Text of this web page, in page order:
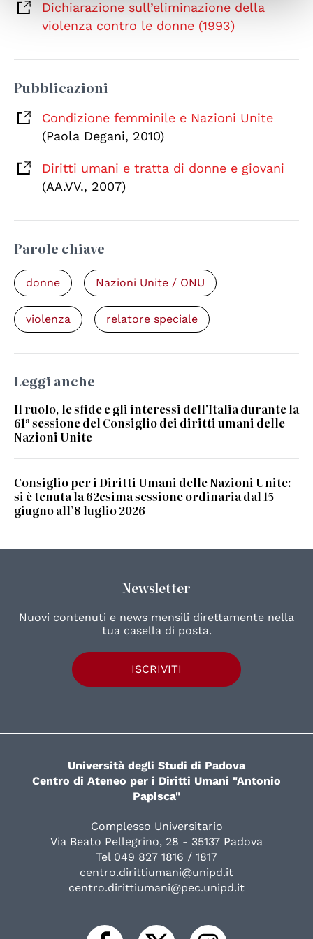
Dichiarazione sull’eliminazione della
violenza contro le donne (1993)
Pubblicazioni
Condizione femminile e Nazioni Unite
(Paola Degani, 2010)
Diritti umani e tratta di donne e giovani
(AA.VV., 2007)
Parole chiave
donne Nazioni Unite / ONU
violenza relatore speciale
Leggi anche
Il ruolo, le sfide e gli interessi dell'Italia durante la
61ª sessione del Consiglio dei diritti umani delle
Nazioni Unite
Consiglio per i Diritti Umani delle Nazioni Unite:
si è tenuta la 62esima sessione ordinaria dal 15
giugno all’8 luglio 2026
Newsletter
Nuovi contenuti e news mensili direttamente nella
tua casella di posta.
ISCRIVITI
Università degli Studi di Padova
Centro di Ateneo per i Diritti Umani "Antonio
Papisca"
Complesso Universitario
Via Beato Pellegrino, 28 - 35137 Padova
Tel 049 827 1816 / 1817
centro.dirittiumani@unipd.it
centro.dirittiumani@pec.unipd.it